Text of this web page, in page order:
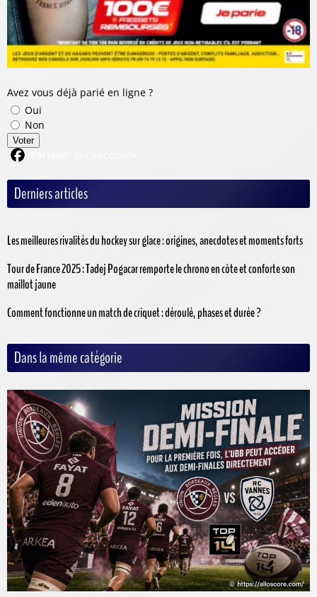
Avez vous déjà parié en ligne ?
Oui
Non
Voter
Derniers articles
Les meilleures rivalités du hockey sur glace : origines, anecdotes et moments forts
Tour de France 2025 : Tadej Pogacar remporte le chrono en côte et conforte son
maillot jaune
Comment fonctionne un match de criquet : déroulé, phases et durée ?
Dans la même catégorie